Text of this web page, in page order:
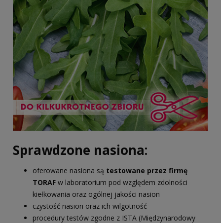
Sprawdzone nasiona:
oferowane nasiona są testowane przez firmę
TORAF w laboratorium pod względem zdolności
kiełkowania oraz ogólnej jakości nasion
czystość nasion oraz ich wilgotność
procedury testów zgodne z ISTA (Międzynarodowy